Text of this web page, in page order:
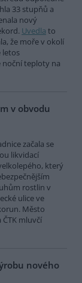
33 stupňů a
nový
Uvedla to
že moře v okolí
letos
noční teploty na
v obvodu
začala se
likvidací
který
rostlin v
ulice ve
Město
mluvčí
nového